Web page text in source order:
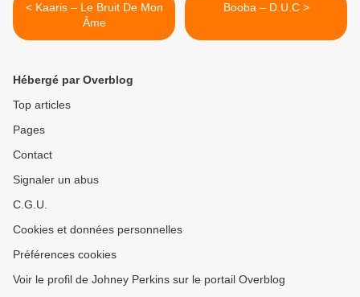
< Kaaris – Le Bruit De Mon
Âme
Booba – D.U.C >
Hébergé par Overblog
Top articles
Pages
Contact
Signaler un abus
C.G.U.
Cookies et données personnelles
Préférences cookies
Voir le profil de Johney Perkins sur le portail Overblog